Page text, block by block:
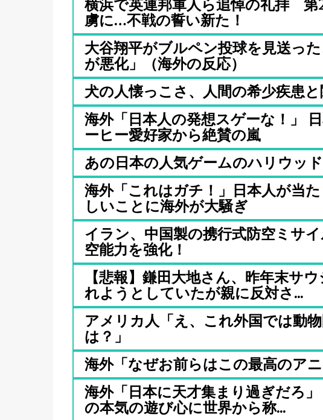
横浜で英連邦軍人ら追悼の礼拝
虜に…不戦の誓い新た！
大谷翔平がブルペン投球を見送っ
が悪化」（海外の反応）
犬の人懐っこさ、人間の希少疾患
海外「日本人の発想スゲーな！」
ーヒー愛好家から絶賛の嵐
あの日本の人気ゲームのハリウッ
海外「これはガチ！」日本人が当
しいことに海外が大騒ぎ
イラン、中国製の携行式防空ミサ
空能力を強化！
【悲報】鎌田大地さん、昨年末サ
れようとしていたが親に反対さ...
アメリカ人「え、これ外国では動
は？」
海外「なぜお前らはこの最高のア
海外「日本に天才集まり過ぎだろ
の本気の遊び心に世界から称...